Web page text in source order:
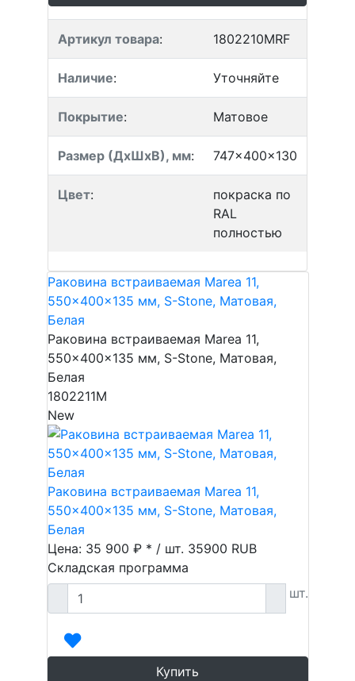
Артикул товара: 1802210MRF
Наличие: Уточняйте
Покрытие: Матовое
Размер (ДхШхВ), мм: 747x400x130
Цвет:
покраска по
RAL
полностью
Раковина встраиваемая Marea 11,
550x400x135 мм, S-Stone, Матовая,
Белая
Раковина встраиваемая Marea 11,
550x400x135 мм, S-Stone, Матовая,
Белая
1802211M
New
Раковина встраиваемая Marea 11,
550x400x135 мм, S-Stone, Матовая,
Белая
Цена: 35 900 ₽ * / шт. 35900 RUB
Складская программа
шт.
Купить